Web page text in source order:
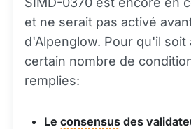
et ne serait pas activé
d'Alpenglow. Pour qu'il soit
certain nombre de
remplies:
Le consensus des